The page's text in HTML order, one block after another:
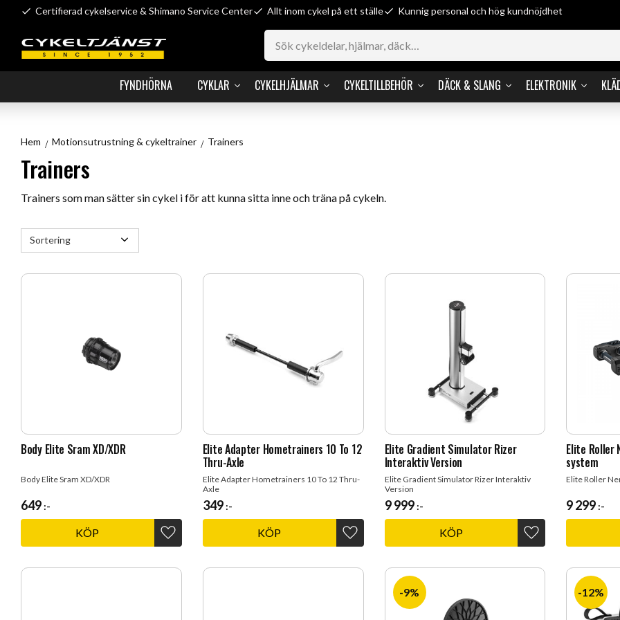
Certifierad cykelservice & Shimano Service Center Allt inom cykel på ett ställe Kunnig personal och hög kundnöjdhet
FYNDHÖRNA CYKLAR CYKELHJÄLMAR CYKELTILLBEHÖR DÄCK & SLANG ELEKTRONIK
Hem Motionsutrustning & cykeltrainer Trainers
Trainers
Trainers som man sätter sin cykel i för att kunna sitta inne och träna på cykeln.
Välj sortering
Body Elite Sram XD/XDR
Body Elite Sram XD/XDR
649 :-
Lägg till i favoriter
KÖP
Elite Adapter Hometrainers 10 To 12
Thru-Axle
Elite Adapter Hometrainers 10 To 12 Thru-
Axle
349:-
Lägg till i favoriter
KÖP
Elite Gradient Simulator Rizer
Interaktiv Version
Elite Gradient Simulator Rizer Interaktiv
Version
9 999:-
Lägg till i favoriter
KÖP
Elite Roller
system
Elite Roller
9 299 :-
9% 12%